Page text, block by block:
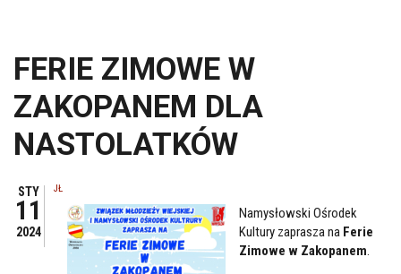
FERIE ZIMOWE W
ZAKOPANEM DLA
NASTOLATKÓW
STY
11
2024
JŁ
Namysłowski Ośrodek
Kultury zaprasza na Ferie
Zimowe w Zakopanem.